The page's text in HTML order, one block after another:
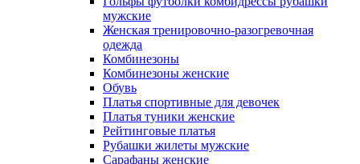
мужские
Женская тренировочно-разогревочная
одежда
Комбинезоны
Комбинезоны женские
Обувь
Платья спортивные для девочек
Платья туники женские
Рейтинговые платья
Рубашки жилеты мужские
Сарафаны женские